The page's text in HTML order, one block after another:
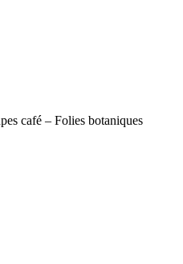
café – Folies botaniques